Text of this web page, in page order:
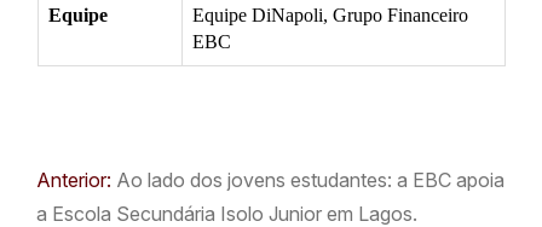
Equipe
Equipe DiNapoli, Grupo Financeiro
EBC
Anterior: Ao lado dos jovens estudantes: a EBC apoia
a Escola Secundária Isolo Junior em Lagos.